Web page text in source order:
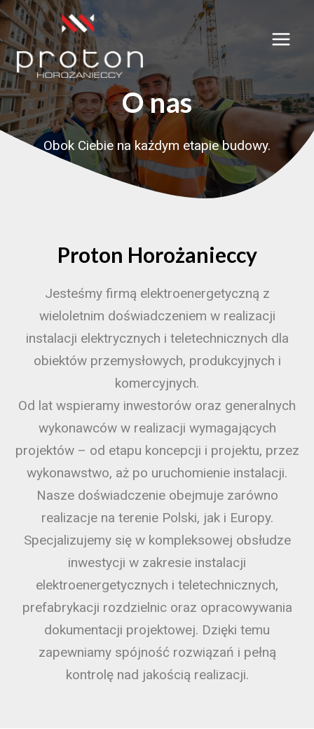
Przeskocz
do
treści
O nas
Obok Ciebie na każdym etapie budowy.
Proton Horożanieccy
Jesteśmy firmą elektroenergetyczną z
wieloletnim doświadczeniem w realizacji
instalacji elektrycznych i teletechnicznych dla
obiektów przemysłowych, produkcyjnych i
komercyjnych.
Od lat wspieramy inwestorów oraz generalnych
wykonawców w realizacji wymagających
projektów – od etapu koncepcji i projektu, przez
wykonawstwo, aż po uruchomienie instalacji.
Nasze doświadczenie obejmuje zarówno
realizacje na terenie Polski, jak i Europy.
Specjalizujemy się w kompleksowej obsłudze
inwestycji w zakresie instalacji
elektroenergetycznych i teletechnicznych,
prefabrykacji rozdzielnic oraz opracowywania
dokumentacji projektowej. Dzięki temu
zapewniamy spójność rozwiązań i pełną
kontrolę nad jakością realizacji.